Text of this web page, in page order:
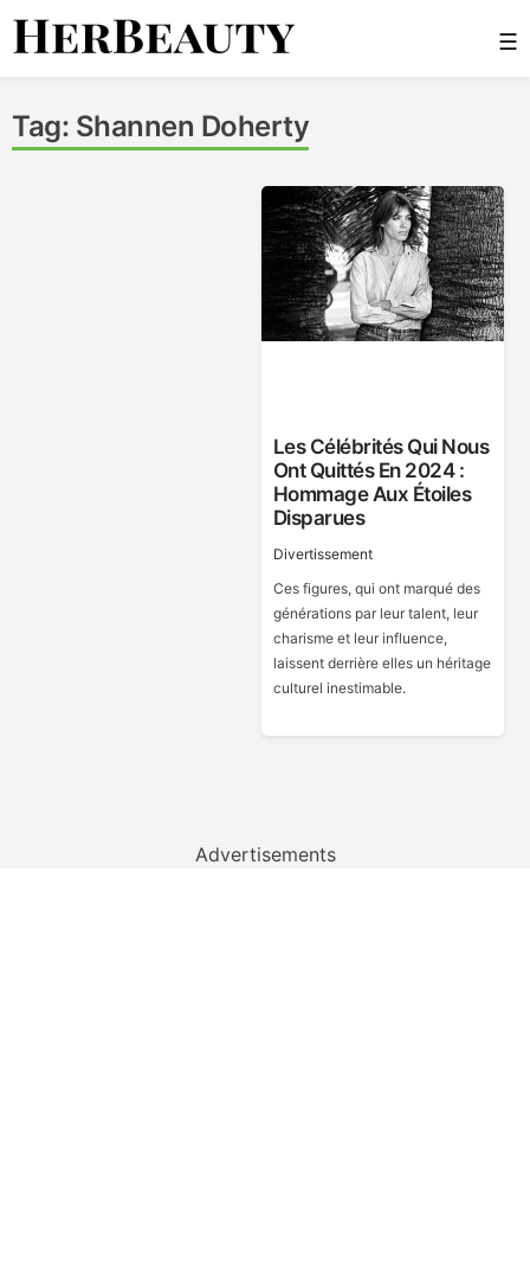
Skip
☰
Tag: Shannen Doherty
Les Célébrités Qui Nous
Ont Quittés En 2024 :
Hommage Aux Étoiles
Disparues
Divertissement
Ces figures, qui ont marqué des
générations par leur talent, leur
charisme et leur influence,
laissent derrière elles un héritage
culturel inestimable.
Advertisements